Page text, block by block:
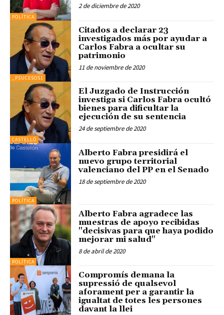
POLÍTICA
2 de diciembre de 2020
_PSUCESOS1
Citados a declarar 23
investigados más por ayudar a
Carlos Fabra a ocultar su
patrimonio
11 de noviembre de 2020
CASTELLÓ
El Juzgado de Instrucción
investiga si Carlos Fabra ocultó
bienes para dificultar la
ejecución de su sentencia
24 de septiembre de 2020
POLÍTICA
Alberto Fabra presidirá el
nuevo grupo territorial
valenciano del PP en el Senado
18 de septiembre de 2020
POLÍTICA
Alberto Fabra agradece las
muestras de apoyo recibidas
"decisivas para que haya podido
mejorar mi salud"
8 de abril de 2020
Compromís demana la
supressió de qualsevol
aforament per a garantir la
igualtat de totes les persones
davant la llei